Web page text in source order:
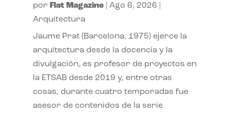
por Flat Magazine| Ago 6, 2026
Arquitectura
Jaume Prat (Barcelona, 1975) ejerce la
arquitectura desde la docencia y la
divulgación, es profesor de proyectos en
la ETSAB desde 2019 y, entre otras
cosas, durante cuatro temporadas fue
asesor de contenidos de la serie